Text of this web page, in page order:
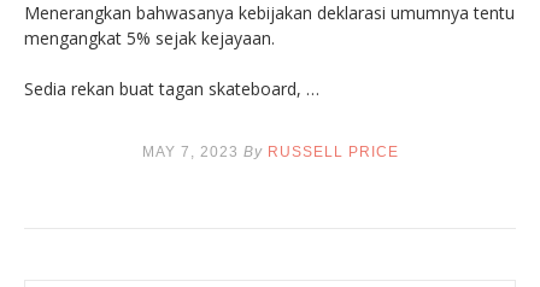
Menerangkan bahwasanya kebijakan deklarasi umumnya tentu
mengangkat 5% sejak kejayaan.
Sedia rekan buat tagan skateboard, …
MAY 7, 2023 By RUSSELL PRICE